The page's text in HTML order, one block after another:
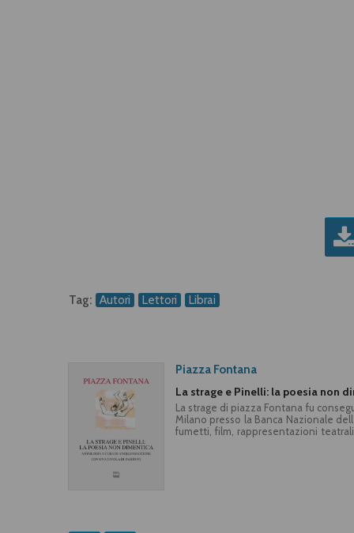
Tag: Autori Lettori Librai
Piazza Fontana
La strage e Pinelli: la poesia non
La strage di piazza Fontana fu
Milano presso la Banca Nazionale
fumetti, film, rappresentazioni